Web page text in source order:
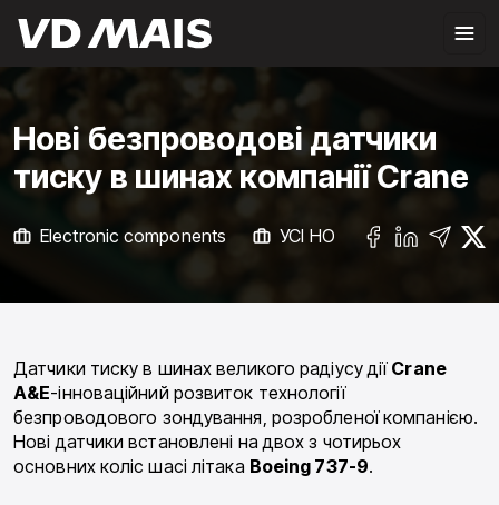
Нові безпроводові датчики
тиску в шинах компанії Crane
Electronic components УСІ НОВИНИ
Датчики тиску в шинах великого радіусу дії Crane
A&E-інноваційний розвиток технології
безпроводового зондування, розробленої компанією.
Нові датчики встановлені на двох з чотирьох
основних коліс шасі літака Boeing 737-9.